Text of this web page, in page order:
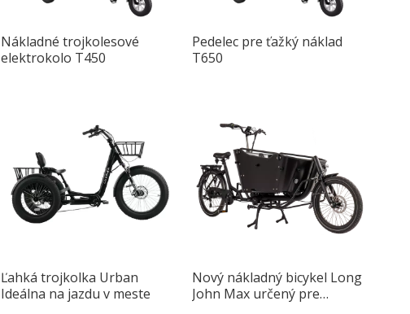
Nákladné trojkolesové
elektrokolo T450
Pedelec pre ťažký náklad
T650
Ľahká trojkolka Urban
Ideálna na jazdu v meste
Nový nákladný bicykel Long
John Max určený pre